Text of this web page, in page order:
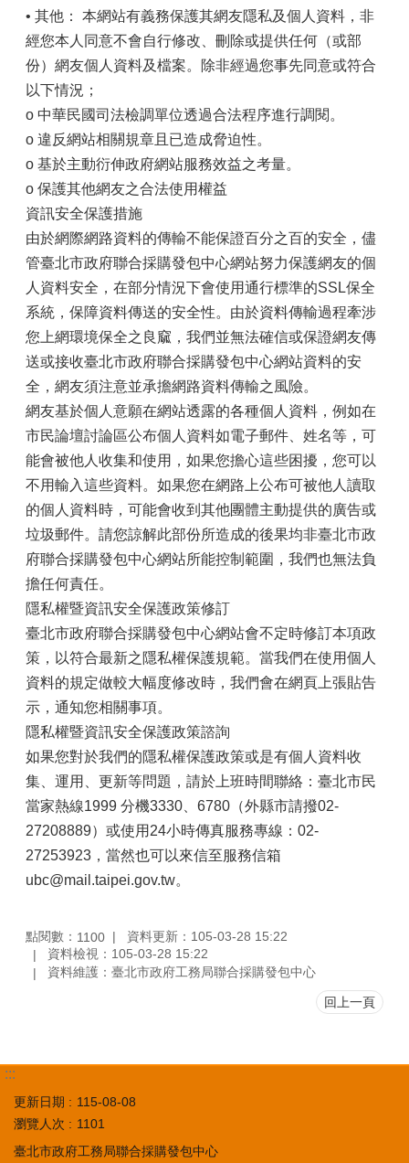
• 其他： 本網站有義務保護其網友隱私及個人資料，非
經您本人同意不會自行修改、刪除或提供任何（或部
份）網友個人資料及檔案。除非經過您事先同意或符合
以下情況；
o 中華民國司法檢調單位透過合法程序進行調閱。
o 違反網站相關規章且已造成脅迫性。
o 基於主動衍伸政府網站服務效益之考量。
o 保護其他網友之合法使用權益
資訊安全保護措施
由於網際網路資料的傳輸不能保證百分之百的安全，儘
管臺北市政府聯合採購發包中心網站努力保護網友的個
人資料安全，在部分情況下會使用通行標準的SSL保全
系統，保障資料傳送的安全性。由於資料傳輸過程牽涉
您上網環境保全之良窳，我們並無法確信或保證網友傳
送或接收臺北市政府聯合採購發包中心網站資料的安
全，網友須注意並承擔網路資料傳輸之風險。
網友基於個人意願在網站透露的各種個人資料，例如在
市民論壇討論區公布個人資料如電子郵件、姓名等，可
能會被他人收集和使用，如果您擔心這些困擾，您可以
不用輸入這些資料。如果您在網路上公布可被他人讀取
的個人資料時，可能會收到其他團體主動提供的廣告或
垃圾郵件。請您諒解此部份所造成的後果均非臺北市政
府聯合採購發包中心網站所能控制範圍，我們也無法負
擔任何責任。
隱私權暨資訊安全保護政策修訂
臺北市政府聯合採購發包中心網站會不定時修訂本項政
策，以符合最新之隱私權保護規範。當我們在使用個人
資料的規定做較大幅度修改時，我們會在網頁上張貼告
示，通知您相關事項。
隱私權暨資訊安全保護政策諮詢
如果您對於我們的隱私權保護政策或是有個人資料收
集、運用、更新等問題，請於上班時間聯絡：臺北市民
當家熱線1999 分機3330、6780（外縣市請撥02-
27208889）或使用24小時傳真服務專線：02-
27253923，當然也可以來信至服務信箱
ubc@mail.taipei.gov.tw。
點閱數： 1100
資料更新：105-03-28 15:22
資料檢視：105-03-28 15:22
資料維護：臺北市政府工務局聯合採購發包中心
回上一頁
:::
更新日期
115-08-08
瀏覽人次
1101
臺北市政府工務局聯合採購發包中心